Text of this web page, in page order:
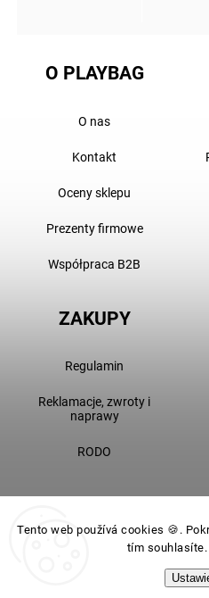
Tento web používá cookies 🍪.
tím
O PLAYBAG
O nas
Kontakt
Oceny sklepu
Prezenty firmowe
Współpraca B2B
ZAKUPY
Regulamin
Reklamacje, zwroty i
naprawy
RODO